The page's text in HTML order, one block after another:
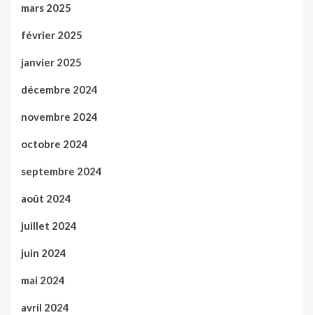
mars 2025
février 2025
janvier 2025
décembre 2024
novembre 2024
octobre 2024
septembre 2024
août 2024
juillet 2024
juin 2024
mai 2024
avril 2024